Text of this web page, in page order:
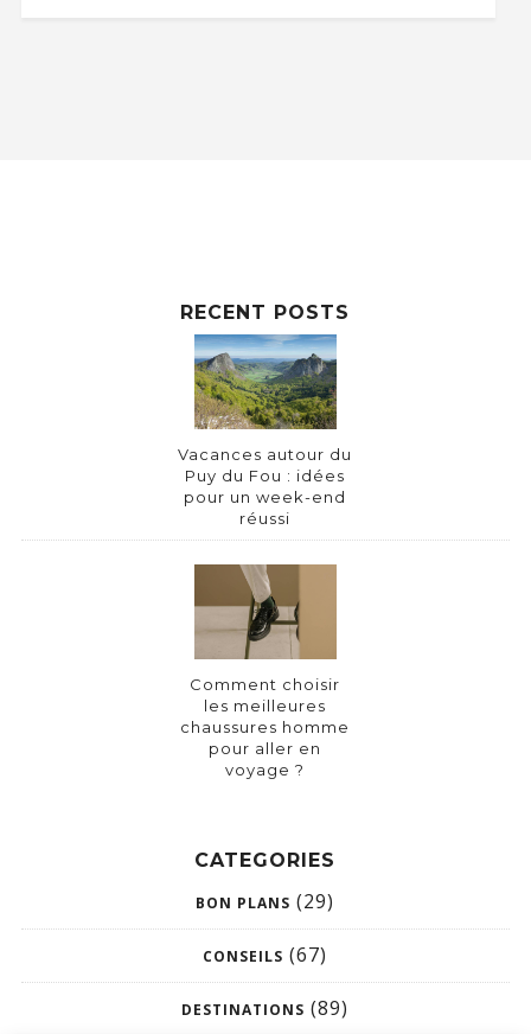
RECENT POSTS
Vacances autour du
Puy du Fou : idées
pour un week-end
réussi
Comment choisir
les meilleures
chaussures homme
pour aller en
voyage ?
CATEGORIES
BON PLANS (29)
CONSEILS (67)
DESTINATIONS (89)